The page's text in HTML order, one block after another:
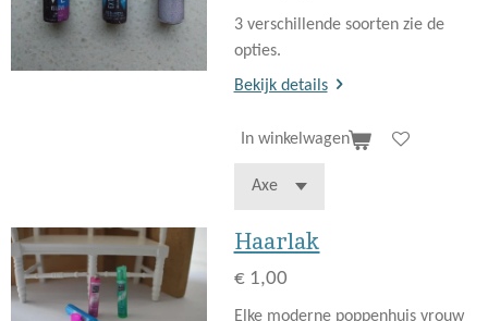
3 verschillende soorten zie de
opties.
Bekijk details
In winkelwagen
Haarlak
€ 1,00
Elke moderne poppenhuis vrouw